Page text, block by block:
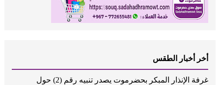
أخر أخبار الطقس
غرفة الإنذار المبكر بحضرموت يصدر تنبيه رقم (2) حول